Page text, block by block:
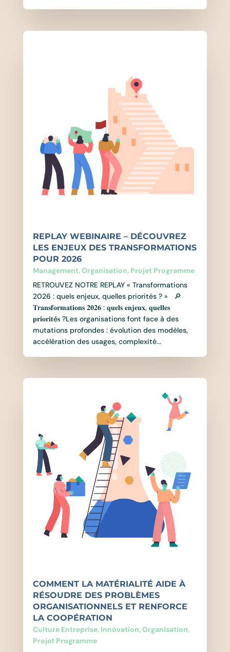
REPLAY WEBINAIRE – DÉCOUVREZ
LES ENJEUX DES TRANSFORMATIONS
POUR 2026
Management,Organisation, Projet Programme
RETROUVEZ NOTRE REPLAY « Transformations
2026 : quels enjeux, quelles priorités ? » 🔎
𝐓𝐫𝐚𝐧𝐬𝐟𝐨𝐫𝐦𝐚𝐭𝐢𝐨𝐧𝐬 𝟐𝟎𝟐𝟔 : 𝐪𝐮𝐞𝐥𝐬 𝐞𝐧𝐣𝐞𝐮𝐱, 𝐪𝐮𝐞𝐥𝐥𝐞𝐬
𝐩𝐫𝐢𝐨𝐫𝐢𝐭é𝐬 ?Les organisations font face à des
mutations profondes : évolution des modèles,
accélération des usages, complexité...
COMMENT LA MATÉRIALITÉ AIDE À
RÉSOUDRE DES PROBLÈMES
ORGANISATIONNELS ET RENFORCE
LA COOPÉRATION
Culture Entreprise, Innovation,Organisation,
Projet Programme